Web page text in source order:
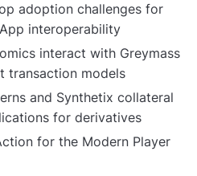
adoption challenges for
interoperability
interact with Greymass
transaction models
and Synthetix collateral
for derivatives
for the Modern Player